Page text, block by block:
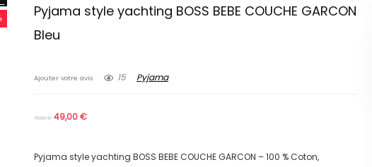
Pyjama style yachting BOSS BEBE COUCHE GARCON
Bleu
Ajouter votre avis 15 Pyjama
75,00€ 49,00€
Pyjama style yachting BOSS BEBE COUCHE GARCON – 100 % Coton,